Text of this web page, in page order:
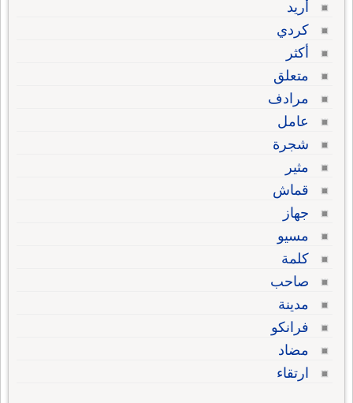
أريد
كردي
أكثر
متعلق
مرادف
عامل
شجرة
مثير
قماش
جهاز
مسيو
كلمة
صاحب
مدينة
فرانكو
مضاد
ارتقاء